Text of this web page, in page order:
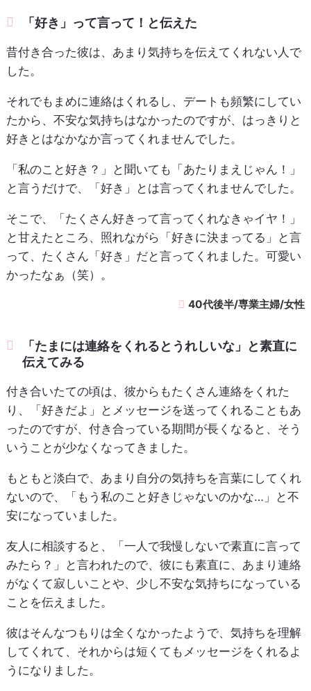
「好き」って言って！と伝えた
昔付き合った彼は、あまり気持ちを伝えてくれない人で
した。
それでもまめに連絡はくれるし、デートも頻繁にしてい
たから、不安な気持ちはなかったのですが、はっきりと
好きとはなかなか言ってくれませんでした。
「私のこと好き？」と聞いても「あたりまえじゃん！」
と言うだけで、「好き」とは言ってくれませんでした。
そこで、「たくさん好きって言ってくれなきゃイヤ！」
と甘えたところ、照れながら「好きに決まってる」と言
って、たくさん「好き」だと言ってくれました。可愛い
かったなぁ（笑）。
40代後半/専業主婦/女性
「たまには連絡をくれるとうれしいな」と素直に
伝えてみる
付き合いたての頃は、彼からもたくさん連絡をくれた
り、「好きだよ」とメッセージを送ってくれることもあ
ったのですが、付き合っている期間が長くなると、そう
いうことが少なくなってきました。
もともと淡白で、あまり自分の気持ちを言葉にしてくれ
ないので、「もう私のこと好きじゃないのかな…」と不
安になっていました。
友人に相談すると、「一人で我慢しないで素直に言って
みたら？」と言われたので、彼にも素直に、あまり連絡
がなくて寂しいことや、少し不安な気持ちになっている
ことを伝えました。
彼はそんなつもりは全くなかったようで、気持ちを理解
してくれて、それからは短くてもメッセージをくれるよ
うになりました。